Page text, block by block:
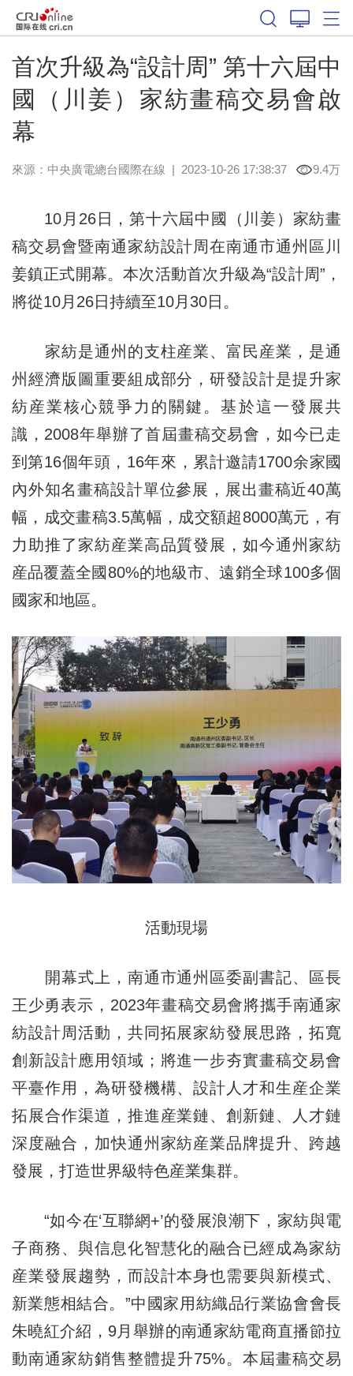
首次升級為“設計周” 第十六屆中
國（川姜）家紡畫稿交易會啟
幕
來源：中央廣電總台國際在線 | 2023-10-26 17:38:37 9.4万
10月26日，第十六屆中國（川姜）家紡畫
稿交易會暨南通家紡設計周在南通市通州區川
姜鎮正式開幕。本次活動首次升級為“設計周”，
將從10月26日持續至10月30日。
家紡是通州的支柱産業、富民産業，是通
州經濟版圖重要組成部分，研發設計是提升家
紡産業核心競爭力的關鍵。基於這一發展共
識，2008年舉辦了首屆畫稿交易會，如今已走
到第16個年頭，16年來，累計邀請1700余家國
內外知名畫稿設計單位參展，展出畫稿近40萬
幅，成交畫稿3.5萬幅，成交額超8000萬元，有
力助推了家紡産業高品質發展，如今通州家紡
産品覆蓋全國80%的地級市、遠銷全球100多個
國家和地區。
活動現場
開幕式上，南通市通州區委副書記、區長
王少勇表示，2023年畫稿交易會將攜手南通家
紡設計周活動，共同拓展家紡發展思路，拓寬
創新設計應用領域；將進一步夯實畫稿交易會
平臺作用，為研發機構、設計人才和生産企業
拓展合作渠道，推進産業鏈、創新鏈、人才鏈
深度融合，加快通州家紡産業品牌提升、跨越
發展，打造世界級特色産業集群。
“如今在‘互聯網+’的發展浪潮下，家紡與電
子商務、與信息化智慧化的融合已經成為家紡
産業發展趨勢，而設計本身也需要與新模式、
新業態相結合。”中國家用紡織品行業協會會長
朱曉紅介紹，9月舉辦的南通家紡電商直播節拉
動南通家紡銷售整體提升75%。本屆畫稿交易